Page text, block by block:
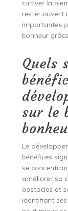
cultiver la
rester ouvert
importantes
bonheur
Quels
sur le
Le
bénéfices
se
améliorer sa
obstacles et
identifiant